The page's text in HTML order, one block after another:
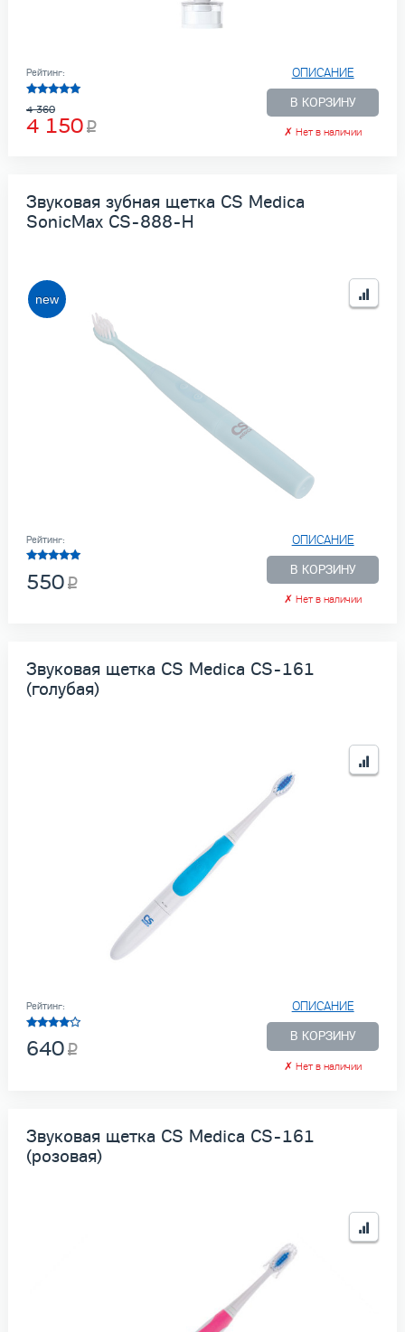
ОПИСАНИЕ
В КОРЗИНУ
✗ Нет в наличии
Рейтинг:
4 360
4 150
Звуковая зубная щетка CS Medica
SonicMax CS-888-H
ОПИСАНИЕ
В КОРЗИНУ
✗ Нет в наличии
Рейтинг:
550
Звуковая щетка CS Medica CS-161
(голубая)
ОПИСАНИЕ
В КОРЗИНУ
✗ Нет в наличии
Рейтинг:
640
Звуковая щетка CS Medica CS-161
(розовая)